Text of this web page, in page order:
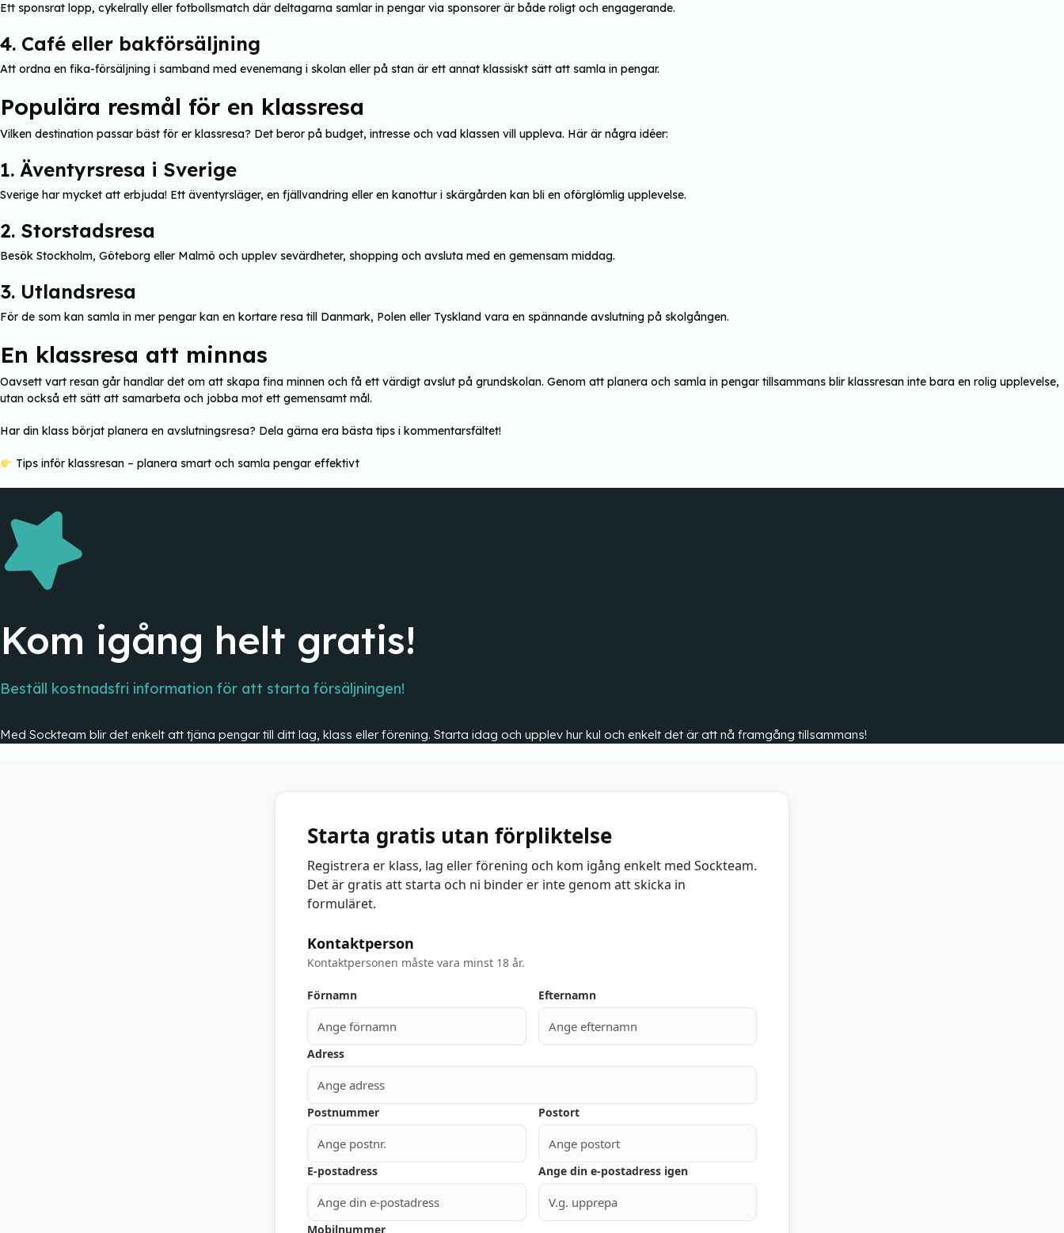
Ett sponsrat lopp, cykelrally eller fotbollsmatch där deltagarna samlar in pengar via sponsorer är både roligt och engagerande.
4. Café eller bakförsäljning
Att ordna en fika-försäljning i samband med evenemang i skolan eller på stan är ett annat klassiskt sätt att samla in pengar.
Populära resmål för en klassresa
Vilken destination passar bäst för er klassresa? Det beror på budget, intresse och vad klassen vill uppleva. Här är några idéer:
1. Äventyrsresa i Sverige
Sverige har mycket att erbjuda! Ett äventyrsläger, en fjällvandring eller en kanottur i skärgården kan bli en oförglömlig upplevelse.
2. Storstadsresa
Besök Stockholm, Göteborg eller Malmö och upplev sevärdheter, shopping och avsluta med en gemensam middag.
3. Utlandsresa
För de som kan samla in mer pengar kan en kortare resa till Danmark, Polen eller Tyskland vara en spännande avslutning på skolgången.
En klassresa att minnas
Oavsett vart resan går handlar det om att skapa fina minnen och få ett värdigt avslut på grundskolan. Genom att planera och samla in pengar tillsammans blir klassresan inte bara en rolig upplevelse,
utan också ett sätt att samarbeta och jobba mot ett gemensamt mål.
Har din klass börjat planera en avslutningsresa? Dela gärna era bästa tips i kommentarsfältet!
Tips inför klassresan – planera smart och samla pengar effektivt
Kom igång helt gratis!
Beställ kostnadsfri information för att starta försäljningen!
Med Sockteam blir det enkelt att tjäna pengar till ditt lag, klass eller förening. Starta idag och upplev hur kul och enkelt det är att nå framgång tillsammans!
Starta gratis utan förpliktelse
Registrera er klass, lag eller förening och kom igång enkelt med Sockteam.
Det är gratis att starta och ni binder er inte genom att skicka in
formuläret.
Kontaktperson
Kontaktpersonen måste vara minst 18 år.
Förnamn Efternamn
Adress
Postnummer Postort
E-postadress Ange din e-postadress igen
Mobilnummer